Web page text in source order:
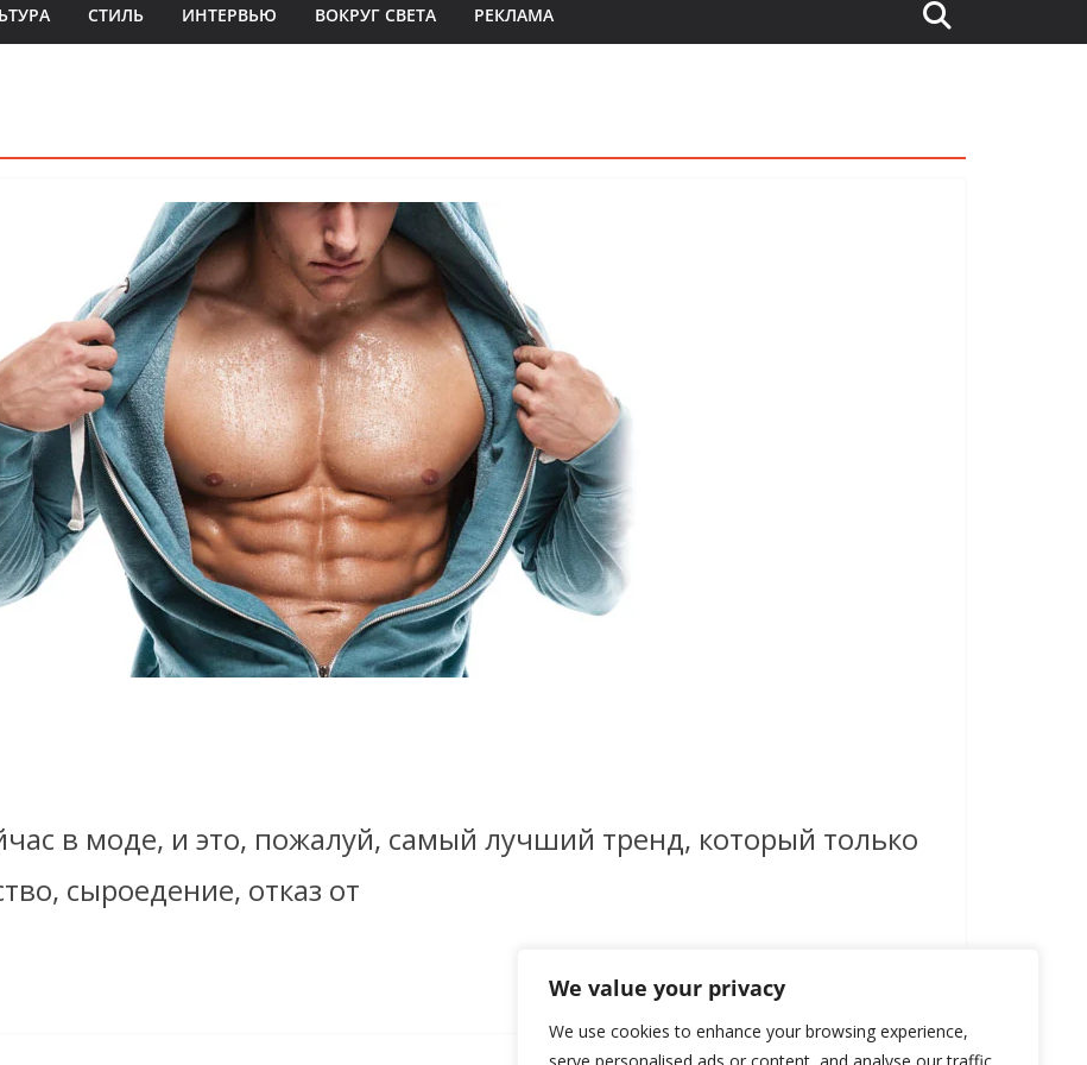
We value your privacy
We use cookies to enhance your browsing experience,
СТИЛЬ ИНТЕРВЬЮ ВОКРУГ СВЕТА РЕКЛАМА
в моде, и это, пожалуй, самый лучший тренд, который только
сыроедение, отказ от